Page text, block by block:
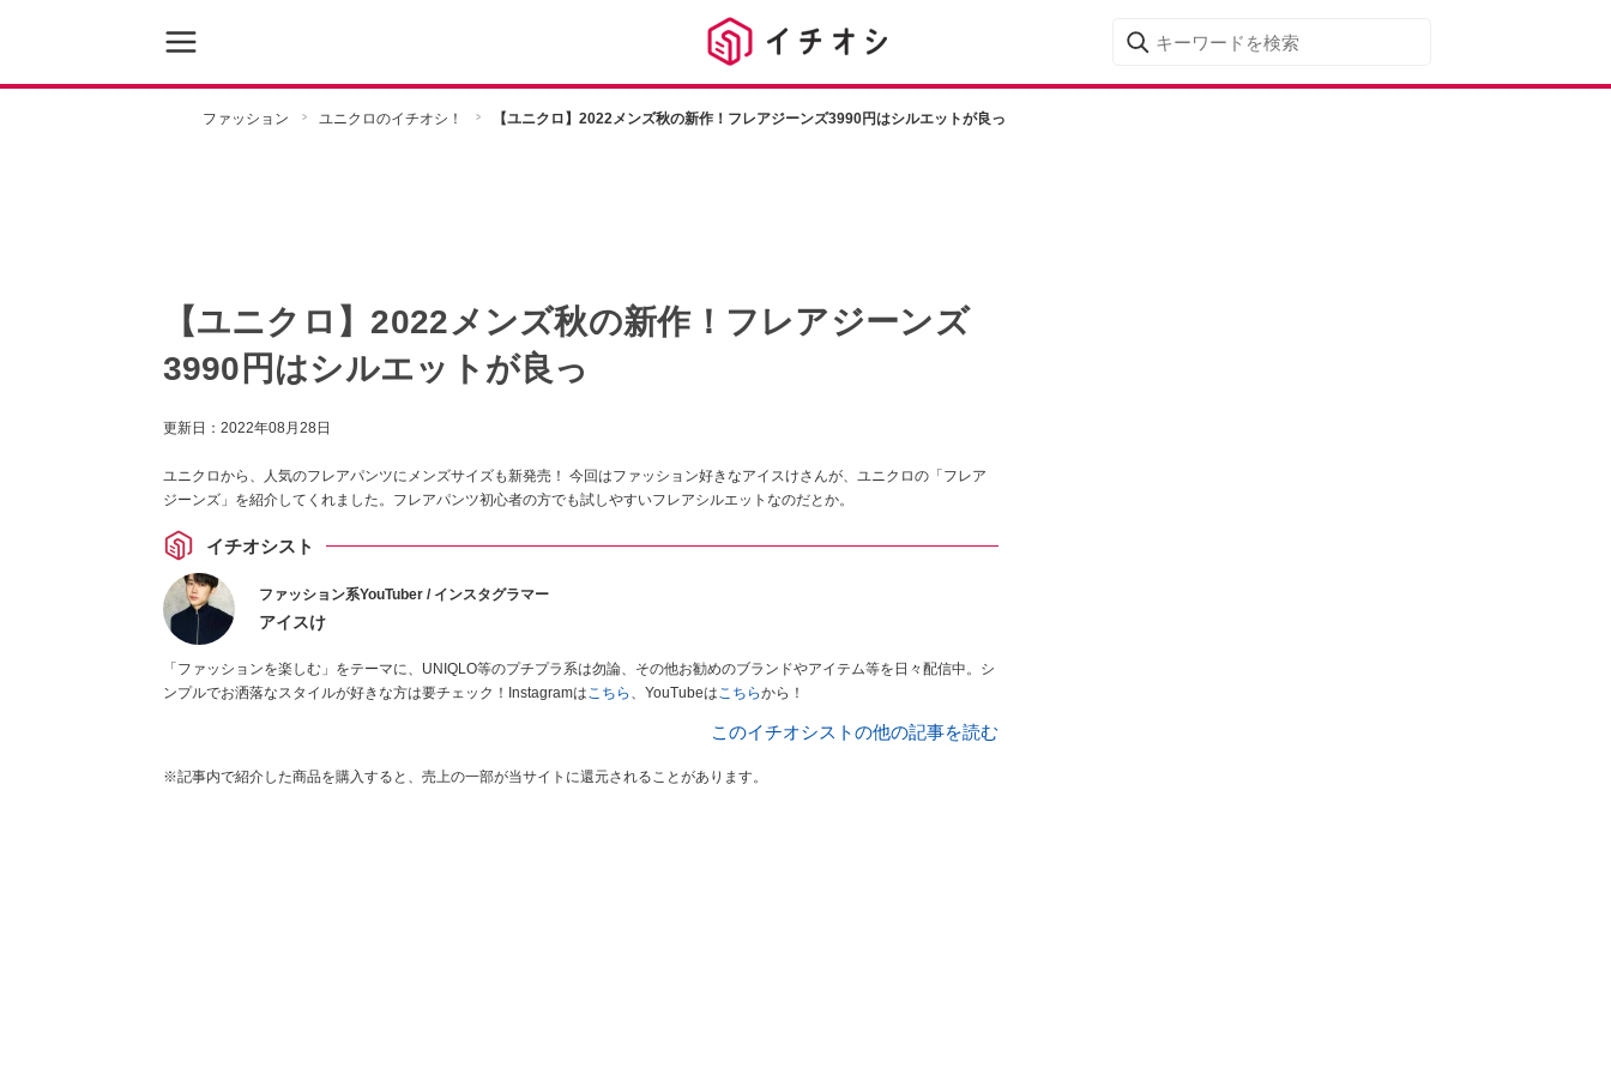
ファッション ユニクロのイチオシ！ 【ユニクロ】2022メンズ秋の新作！フレアジーンズ3990円はシルエットが良っ
【ユニクロ】2022メンズ秋の新作！フレアジーンズ
3990円はシルエットが良っ
更新日： 2022年08月28日
ユニクロから、人気のフレアパンツにメンズサイズも新発売！ 今回はファッション好きなアイスけさんが、ユニクロの「フレア
ジーンズ」を紹介してくれました。フレアパンツ初心者の方でも試しやすいフレアシルエットなのだとか。
イチオシスト
ファッション系YouTuber / インスタグラマー
アイスけ
「ファッションを楽しむ」をテーマに、UNIQLO等のプチプラ系は勿論、その他お勧めのブランドやアイテム等を日々配信中。シ
ンプルでお洒落なスタイルが好きな方は要チェック！Instagramはこちら 、YouTubeはこちらから！
このイチオシストの他の記事を読む
※記事内で紹介した商品を購入すると、売上の一部が当サイトに還元されることがあります。